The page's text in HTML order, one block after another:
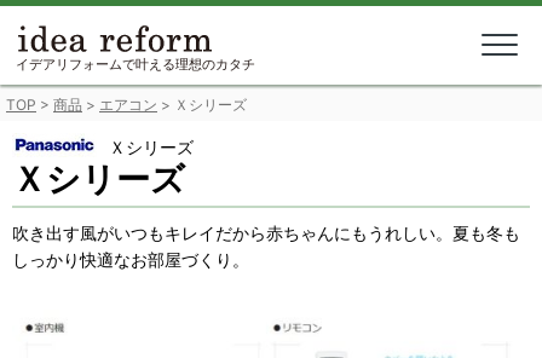
Skip
content
イデアリフォームで叶える理想のカタチ
TOP > 商品 > エアコン > Ｘシリーズ
Ｘシリーズ
Ｘシリーズ
吹き出す風がいつもキレイだから赤ちゃんにもうれしい。夏も冬も
しっかり快適なお部屋づくり。